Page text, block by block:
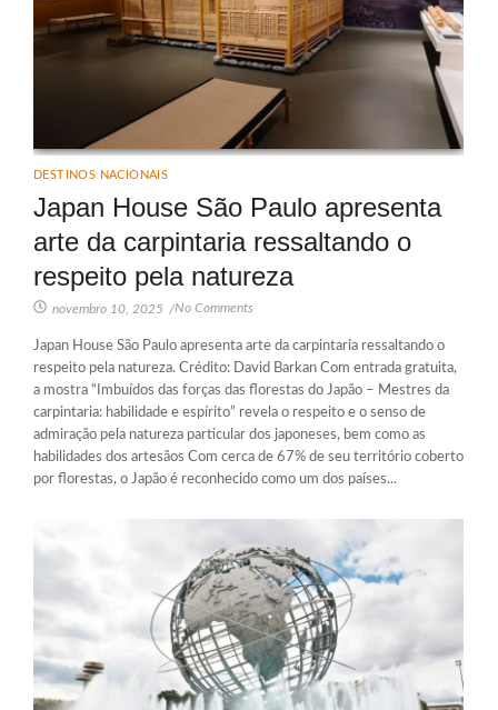
DESTINOS NACIONAIS
Japan House São Paulo apresenta
arte da carpintaria ressaltando o
respeito pela natureza
novembro 10, 2025 /No Comments
Japan House São Paulo apresenta arte da carpintaria ressaltando o
respeito pela natureza. Crédito: David Barkan Com entrada gratuita,
a mostra “Imbuídos das forças das florestas do Japão – Mestres da
carpintaria: habilidade e espírito” revela o respeito e o senso de
admiração pela natureza particular dos japoneses, bem como as
habilidades dos artesãos Com cerca de 67% de seu território coberto
por florestas, o Japão é reconhecido como um dos países...